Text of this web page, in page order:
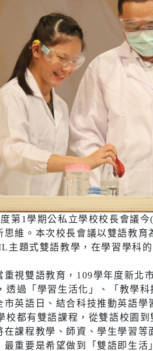
社會
通
即時路況
公車資訊
費新北市新巴士
北市酒後代駕業者資
休閒
運動
河濱
運動
觀光
藝文
度第1學期公私立學校校長會議
維。本次校長會議以雙語教
主題式雙語教學，在學習學科
視雙語教育，109學年度新北
透過「學習生活化」、「教學
英語日、結合科技推動英語
校都有雙語課程，從雙語校園
課程教學、師資、學生學習
重要是希望做到「雙語即生